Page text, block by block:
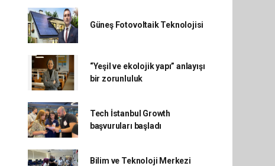
Güneş Fotovoltaik Teknolojisi
“Yeşil ve ekolojik yapı” anlayışı
bir zorunluluk
Tech İstanbul Growth
başvuruları başladı
Bilim ve Teknoloji Merkezi